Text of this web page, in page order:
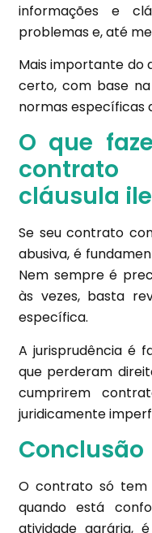
informações e
problemas e, até
Mais importante do
certo, com base
normas específicas
O que
cláusula
Se seu contrato
abusiva, é
Nem sempre é
às vezes, basta
específica.
A jurisprudência é
que perderam
cumprirem
juridicamente
Conclusão
O contrato só
quando está
atividade agrária,